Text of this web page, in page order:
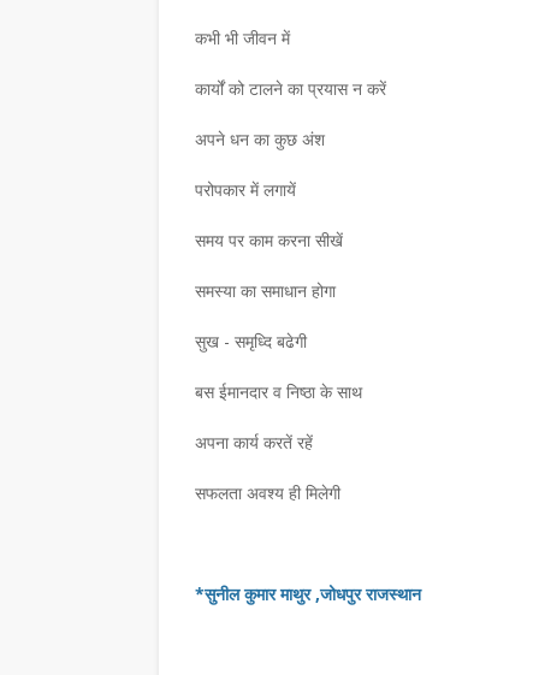
कभी भी जीवन में
कार्यों को टालने का प्रयास न करें
अपने धन का कुछ अंश
परोपकार में लगायें
समय पर काम करना सीखें
समस्या का समाधान होगा
सुख - समृध्दि बढेगी
बस ईमानदार व निष्ठा के साथ
अपना कार्य करतें रहें
सफलता अवश्य ही मिलेगी
*सुनील कुमार माथुर ,जोधपुर राजस्थान
,